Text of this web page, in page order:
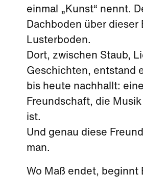
einmal „Kunst“ nennt.
Dachboden über dieser
Lusterboden.
Dort, zwischen Staub,
Geschichten, entstand
bis heute nachhallt: eine
Freundschaft, die
ist.
Und genau diese
man.
Wo Maß endet, beginnt